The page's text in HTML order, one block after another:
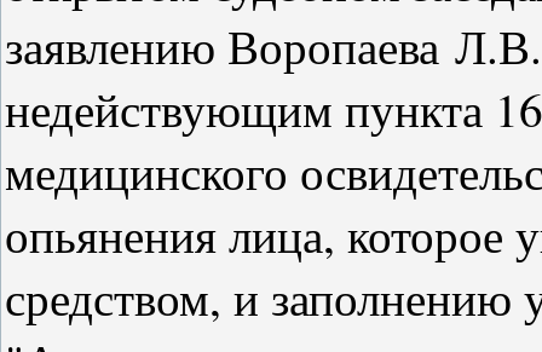
заявлению Воропаева
недействующим пункта
медицинского
опьянения лица, которое
средством, и